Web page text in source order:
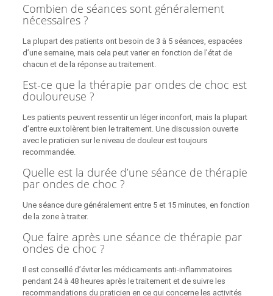
Combien de séances sont généralement
nécessaires ?
La plupart des patients ont besoin de 3 à 5 séances, espacées
d’une semaine, mais cela peut varier en fonction de l’état de
chacun et de la réponse au traitement.
Est-ce que la thérapie par ondes de choc est
douloureuse ?
Les patients peuvent ressentir un léger inconfort, mais la plupart
d’entre eux tolèrent bien le traitement. Une discussion ouverte
avec le praticien sur le niveau de douleur est toujours
recommandée.
Quelle est la durée d’une séance de thérapie
par ondes de choc ?
Une séance dure généralement entre 5 et 15 minutes, en fonction
de la zone à traiter.
Que faire après une séance de thérapie par
ondes de choc ?
Il est conseillé d’éviter les médicaments anti-inflammatoires
pendant 24 à 48 heures après le traitement et de suivre les
recommandations du praticien en ce qui concerne les activités